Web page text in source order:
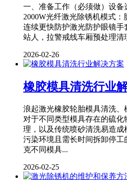
一、准备工作（必须做）设备
2000W光纤激光除锈机模式：
连续更快防护激光防护眼镜
站人，拉警戒线车厢预处理清
2026-02-26
橡胶模具清洗行业
浪起激光橡胶轮胎模具清洗、
对于不同类型模具存在的硫
理，以及传统喷砂清洗易造
污染环境且需长时间拆卸停
克不同模具...
2026-02-25